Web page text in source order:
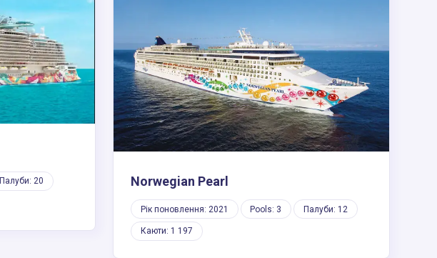
Палуби: 20 Norwegian Pearl
Рік поновлення: 2021 Pools: 3 Палуби: 12
Каюти: 1 197